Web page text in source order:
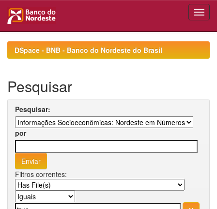
navigationDSpace - BNB - Banco do Nordeste do Brasil
Pesquisar
Pesquisar:
por
Filtros correntes: